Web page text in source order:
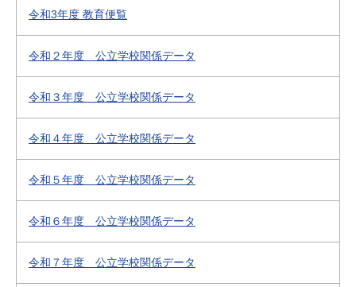
令和3年度 教育便覧
令和２年度 公立学校関係データ
令和３年度 公立学校関係データ
令和４年度 公立学校関係データ
令和５年度 公立学校関係データ
令和６年度 公立学校関係データ
令和７年度 公立学校関係データ